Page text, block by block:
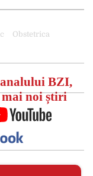
Obstetrica
BZI,
mai noi știri